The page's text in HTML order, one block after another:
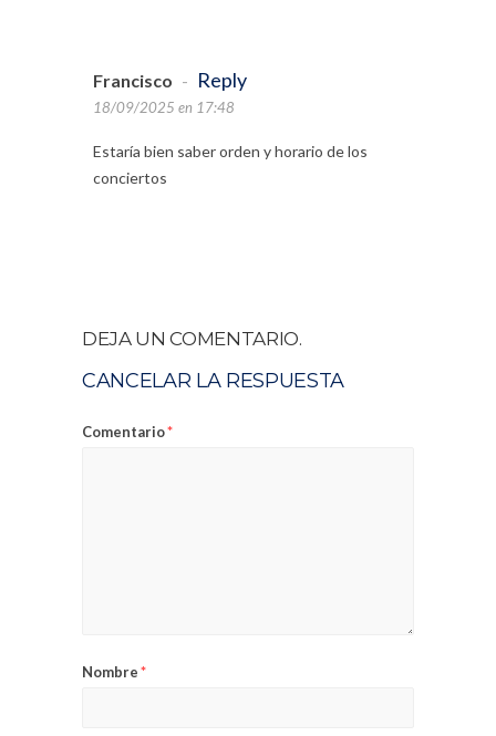
Francisco - Reply
18/09/2025 en 17:48
Estaría bien saber orden y horario de los
conciertos
DEJA UN COMENTARIO.
CANCELAR LA RESPUESTA
Comentario*
Nombre*